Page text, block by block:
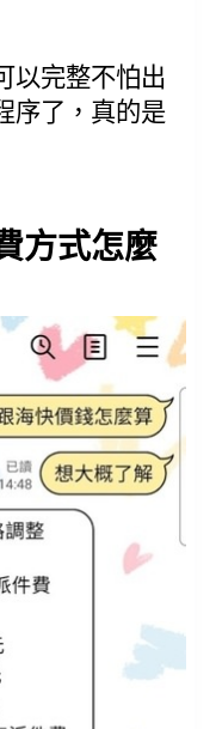
以完整不怕出
序了，真的是
方式怎麼